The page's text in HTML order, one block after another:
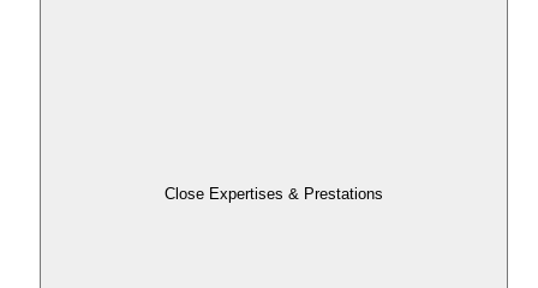
Close Expertises & Prestations